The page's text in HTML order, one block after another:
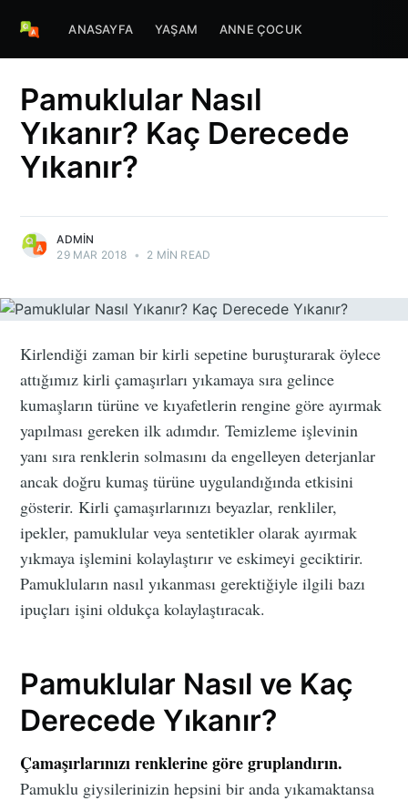
ANASAYFA YAŞAM ANNE ÇOCUK
Pamuklular Nasıl
Yıkanır? Kaç Derecede
Yıkanır?
ADMIN
29 MAR 2018 • 2 MIN READ
Kirlendiği zaman bir kirli sepetine buruşturarak öylece
attığımız kirli çamaşırları yıkamaya sıra gelince
kumaşların türüne ve kıyafetlerin rengine göre ayırmak
yapılması gereken ilk adımdır. Temizleme işlevinin
yanı sıra renklerin solmasını da engelleyen deterjanlar
ancak doğru kumaş türüne uygulandığında etkisini
gösterir. Kirli çamaşırlarınızı beyazlar, renkliler,
ipekler, pamuklular veya sentetikler olarak ayırmak
yıkmaya işlemini kolaylaştırır ve eskimeyi geciktirir.
Pamukluların nasıl yıkanması gerektiğiyle ilgili bazı
ipuçları işini oldukça kolaylaştıracak.
Pamuklular Nasıl ve Kaç
Derecede Yıkanır?
Çamaşırlarınızı renklerine göre gruplandırın.
Pamuklu giysilerinizin hepsini bir anda yıkamaktansa